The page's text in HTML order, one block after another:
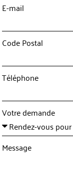
E-mail
Code Postal
Téléphone
Votre demande
Message